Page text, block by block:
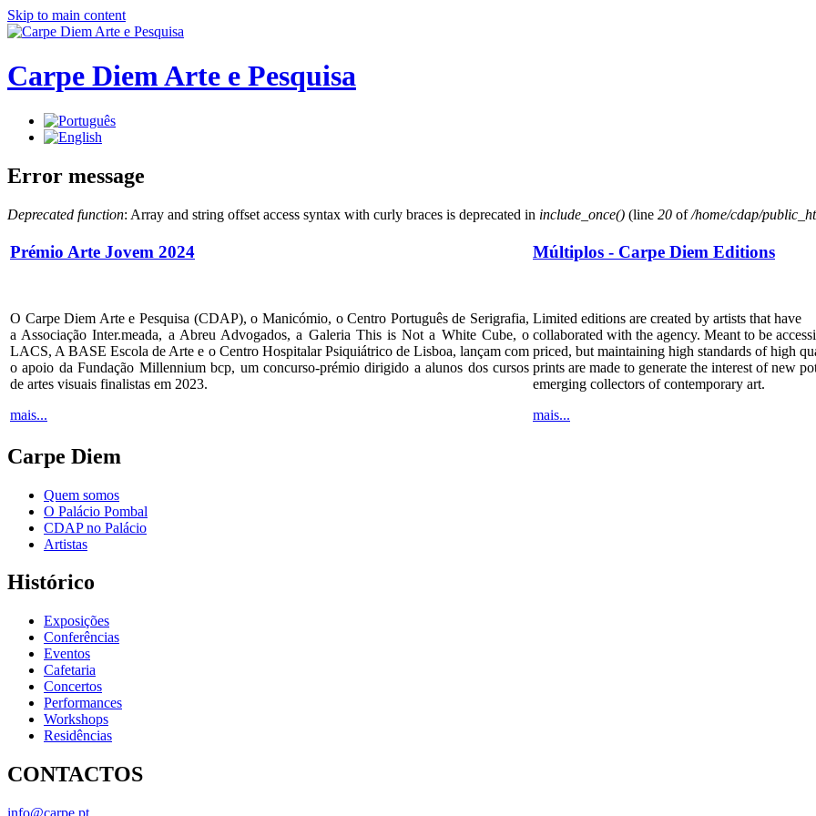
Skip to main content
Carpe Diem Arte e Pesquisa
Error message
Deprecated function: Array and string offset access syntax with curly braces is deprecated in include_once() (line 20 of/home/cdap/
Prémio Arte Jovem 2024
O Carpe Diem Arte e Pesquisa (CDAP), o Manicómio, o Centro Português de Serigrafia,
a Associação Inter.meada, a Abreu Advogados, a Galeria This is Not a White Cube, o
LACS, A BASE Escola de Arte e o Centro Hospitalar Psiquiátrico de Lisboa, lançam com
o apoio da Fundação Millennium bcp, um concurso-prémio dirigido a alunos dos cursos
de artes visuais finalistas em 2023.
mais...
Múltiplos - Carpe Diem Editions
Limited editions are created by artists that have
collaborated with the agency. Meant to be
priced, but maintaining high standards of high
prints are made to generate the interest of new
emerging collectors of contemporary art.
mais...
Carpe Diem
Quem somos
O Palácio Pombal
CDAP no Palácio
Artistas
Histórico
Exposições
Conferências
Eventos
Cafetaria
Concertos
Performances
Workshops
Residências
CONTACTOS